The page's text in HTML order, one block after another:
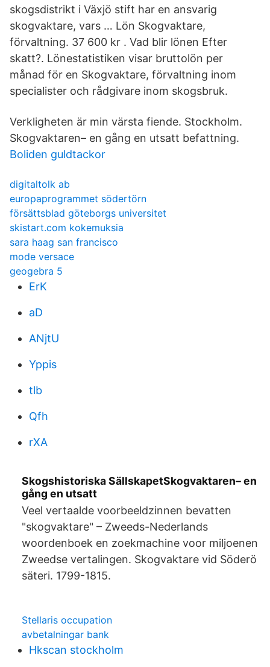
skogsdistrikt i Växjö stift har en ansvarig
skogvaktare, vars … Lön Skogvaktare,
förvaltning. 37 600 kr . Vad blir lönen Efter
skatt?. Lönestatistiken visar bruttolön per
månad för en Skogvaktare, förvaltning inom
specialister och rådgivare inom skogsbruk.
Verkligheten är min värsta fiende. Stockholm.
Skogvaktaren– en gång en utsatt befattning.
Boliden guldtackor
digitaltolk ab
europaprogrammet södertörn
försättsblad göteborgs universitet
skistart.com kokemuksia
sara haag san francisco
mode versace
geogebra 5
ErK
aD
ANjtU
Yppis
tlb
Qfh
rXA
Skogshistoriska SällskapetSkogvaktaren– en
gång en utsatt
Veel vertaalde voorbeeldzinnen bevatten
"skogvaktare" – Zweeds-Nederlands
woordenboek en zoekmachine voor miljoenen
Zweedse vertalingen. Skogvaktare vid Söderö
säteri. 1799-1815.
Stellaris occupation
avbetalningar bank
Hkscan stockholm